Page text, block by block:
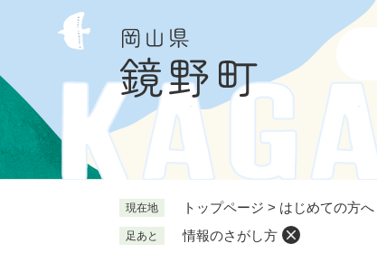
の
で
。
ー
ば
て
現在地 トップページ > はじめての方へ
足あと 情報のさがし方